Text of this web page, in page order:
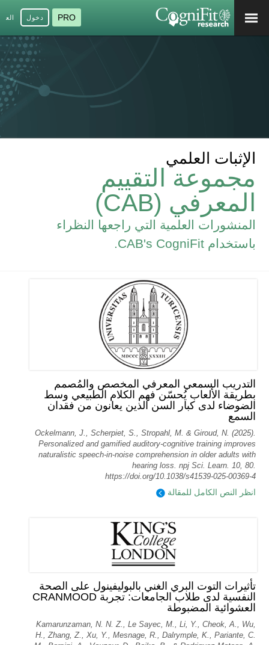
PRO دخول
الإثبات العلمي
مجموعة التقييم
المعرفي (CAB)
المنشورات العلمية التي راجعها النظراء
باستخدام CAB's CogniFit.
التدريب السمعي المعرفي المخصص والمُصمم
بطريقة الألعاب يُحسّن فهم الكلام الطبيعي وسط
الضوضاء لدى كبار السن الذين يعانون من فقدان
السمع
Ockelmann, J., Scherpiet, S., Stropahl, M. & Giroud, N. (2025).
Personalized and gamified auditory-cognitive training improves
naturalistic speech-in-noise comprehension in older adults with
hearing loss. npj Sci. Learn. 10, 80.
https://doi.org/10.1038/s41539-025-00369-4
انظر النص الكامل للمقالة
تأثيرات التوت البري الغني بالبوليفينول على الصحة
النفسية لدى طلاب الجامعات: تجربة CRANMOOD
العشوائية المضبوطة
Kamarunzaman, N. N. Z., Le Sayec, M., Li, Y., Cheok, A., Wu,
H., Zhang, Z., Xu, Y., Mesnage, R., Dalrymple, K., Pariante, C.